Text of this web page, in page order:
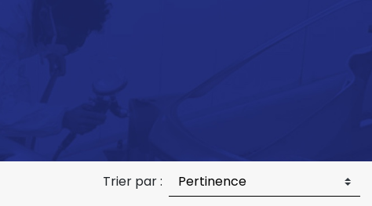
Trier par :